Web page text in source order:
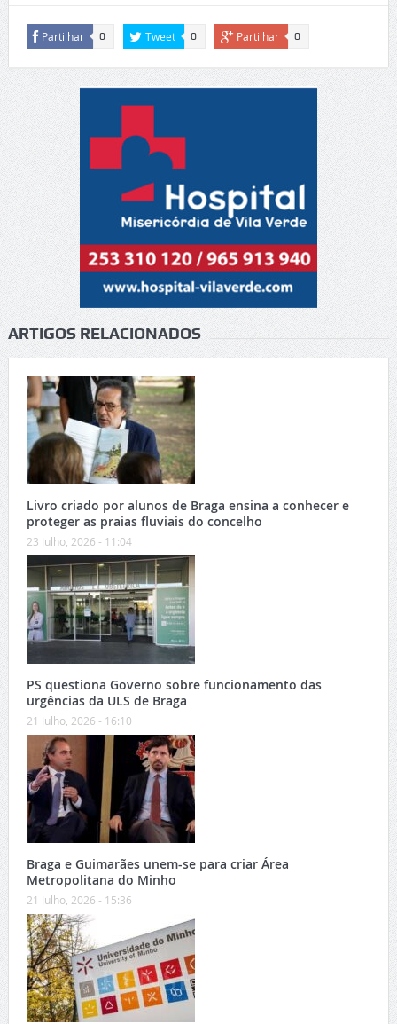
Partilhar 0 Tweet 0 Partilhar 0
ARTIGOS RELACIONADOS
Livro criado por alunos de Braga ensina a conhecer e
proteger as praias fluviais do concelho
23 Julho, 2026 - 11:04
PS questiona Governo sobre funcionamento das
urgências da ULS de Braga
21 Julho, 2026 - 16:10
Braga e Guimarães unem-se para criar Área
Metropolitana do Minho
21 Julho, 2026 - 15:36